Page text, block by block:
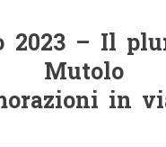
2023 – Il
in